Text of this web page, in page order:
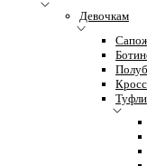
Девочкам
Туфли